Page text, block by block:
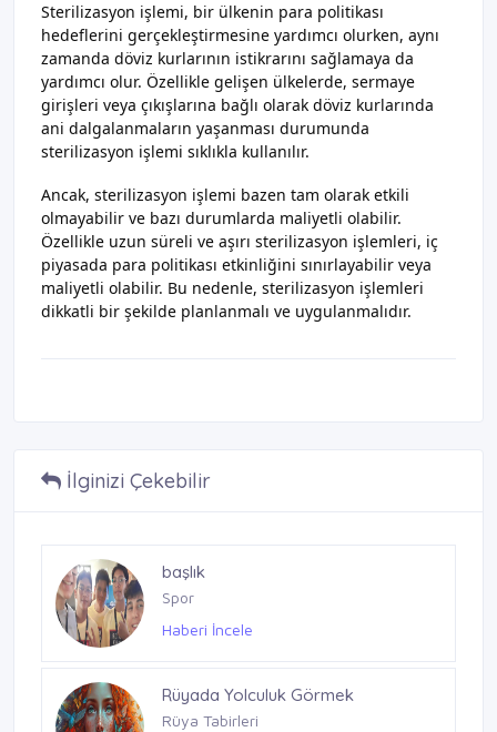
Sterilizasyon işlemi, bir ülkenin para politikası
hedeflerini gerçekleştirmesine yardımcı olurken, aynı
zamanda döviz kurlarının istikrarını sağlamaya da
yardımcı olur. Özellikle gelişen ülkelerde, sermaye
girişleri veya çıkışlarına bağlı olarak döviz kurlarında
ani dalgalanmaların yaşanması durumunda
sterilizasyon işlemi sıklıkla kullanılır.
Ancak, sterilizasyon işlemi bazen tam olarak etkili
olmayabilir ve bazı durumlarda maliyetli olabilir.
Özellikle uzun süreli ve aşırı sterilizasyon işlemleri, iç
piyasada para politikası etkinliğini sınırlayabilir veya
maliyetli olabilir. Bu nedenle, sterilizasyon işlemleri
dikkatli bir şekilde planlanmalı ve uygulanmalıdır.
İlginizi Çekebilir
Zorunlu Karşılık Oranı
Finans Sözlüğü
Haberi İncele
başlık
Spor
Haberi İncele
Rüyada Yolculuk Görmek
Rüya Tabirleri